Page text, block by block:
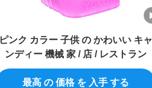
ピンク カラー 子供 の かわいい キャ
ンディー 機械 家 / 店 / レストラン
最高 の 価格 を 入手 する